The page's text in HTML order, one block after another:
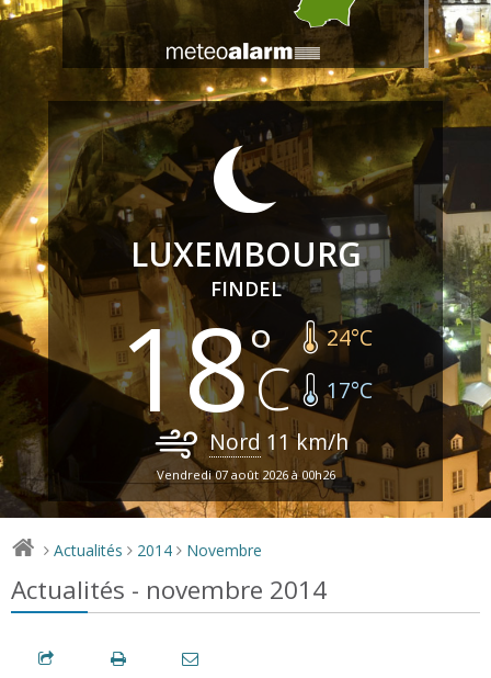
LUXEMBOURG
FINDEL
18 24°C
17°C
Nord 11km/h
Vendredi 07 août 2026 à 00h26
> Actualités > 2014 > Novembre
Actualités - novembre 2014